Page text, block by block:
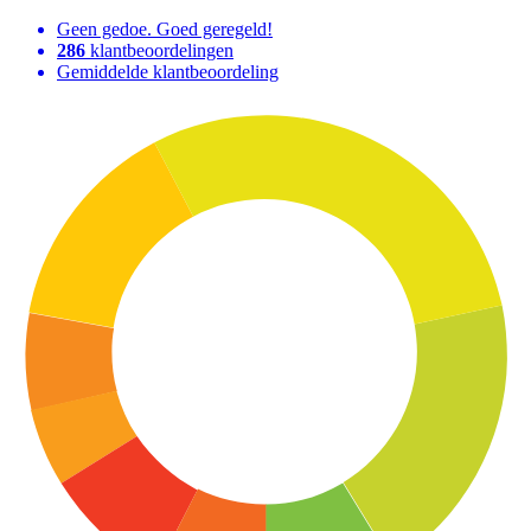
Geen gedoe. Goed geregeld!
286 klantbeoordelingen
Gemiddelde klantbeoordeling